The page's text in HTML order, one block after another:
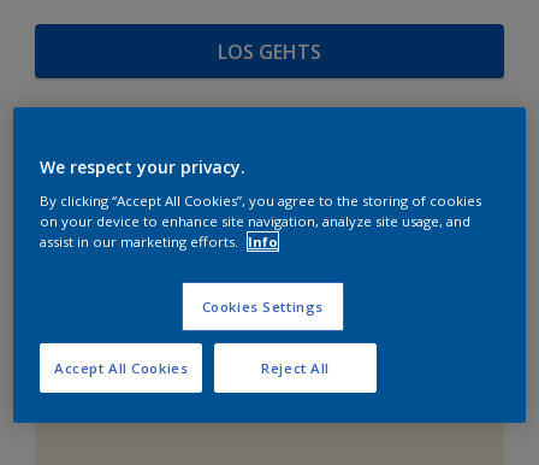
LOS GEHTS
FARBAUSWAHL
Das perfekte Weiß
We respect your privacy.
By clicking “Accept All Cookies”, you agree to the storing of cookies
on your device to enhance site navigation, analyze site usage, and
assist in our marketing efforts.
Info
Cookies Settings
Reject All
Accept All Cookies